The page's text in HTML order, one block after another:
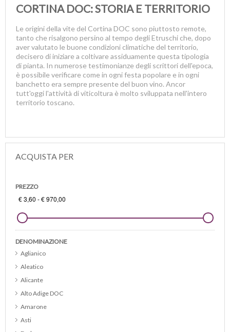
CORTINA DOC: STORIA E TERRITORIO
Le origini della vite del Cortina DOC sono piuttosto remote,
tanto che risalgono persino al tempo degli Etruschi che, dopo
aver valutato le buone condizioni climatiche del territorio,
decisero di iniziare a coltivare assiduamente questa tipologia
di pianta. In numerose testimonianze degli scrittori dell'epoca,
è possibile verificare come in ogni festa popolare e in ogni
banchetto era sempre presente del buon vino. Ancor
tutt'oggi l'attività di viticoltura è molto sviluppata nell'intero
territorio toscano.
ACQUISTA PER
PREZZO
DENOMINAZIONE
Aglianico
Aleatico
Alicante
Alto Adige DOC
Amarone
Asti